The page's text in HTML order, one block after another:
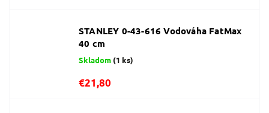
STANLEY 0-43-616 Vodováha FatMax
40 cm
Skladom (1 ks)
€21,80